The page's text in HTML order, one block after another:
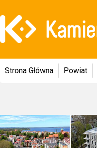
Strona Główna Powiat